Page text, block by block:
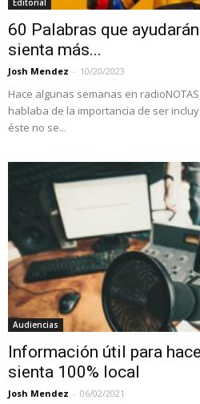
Editorial
60 Palabras que
sienta más...
Josh Mendez - 10/20/2023
Hace algunas semanas en
hablaba de la importancia de ser
éste no se...
Audiencias
Información útil para
sienta 100% local
Josh Mendez - 06/02/2021